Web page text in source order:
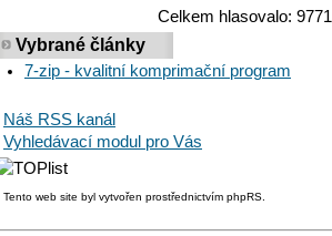
Celkem hlasovalo: 9771
Vybrané články
7-zip - kvalitní komprimační program
Náš RSS kanál
Vyhledávací modul pro Vás
Tento web site byl vytvořen prostřednictvím phpRS.